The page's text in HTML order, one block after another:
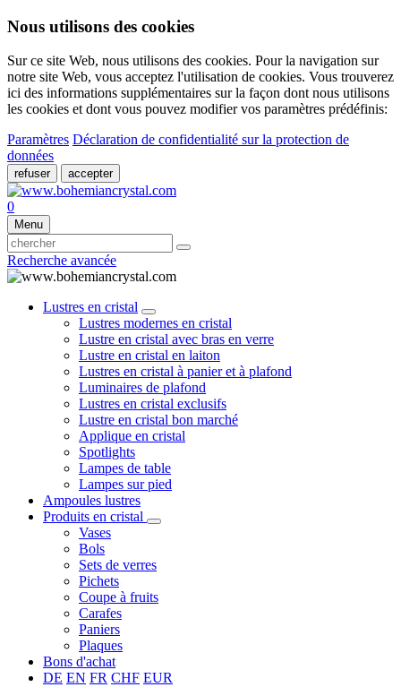
Nous utilisons des cookies
Sur ce site Web, nous utilisons des cookies. Pour la navigation sur
notre site Web, vous acceptez l'utilisation de cookies. Vous trouverez
ici des informations supplémentaires sur la façon dont nous utilisons
les cookies et dont vous pouvez modifier vos paramètres prédéfinis:
Paramètres Déclaration de confidentialité sur la protection de
données
refuser accepter
0
Menu
Recherche avancée
Lustres en cristal
Lustres modernes en cristal
Lustre en cristal avec bras en verre
Lustre en cristal en laiton
Lustres en cristal à panier et à plafond
Luminaires de plafond
Lustres en cristal exclusifs
Lustre en cristal bon marché
Applique en cristal
Spotlights
Lampes de table
Lampes sur pied
Ampoules lustres
Produits en cristal
Vases
Bols
Sets de verres
Pichets
Coupe à fruits
Carafes
Paniers
Plaques
Bons d'achat
DE EN FR CHF EUR